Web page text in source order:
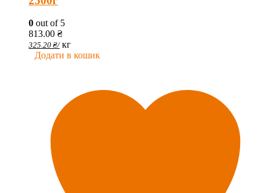
0 out of 5
813.00 ₴
325.20 ₴/ кг
Додати в кошик